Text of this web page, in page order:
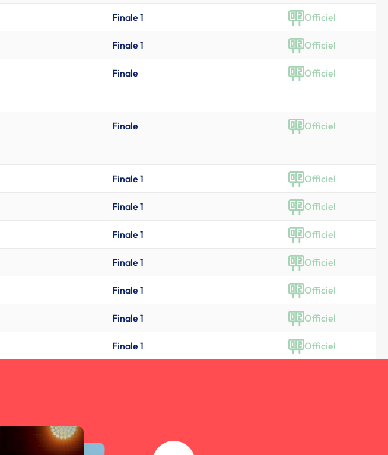
Finale 1 Officiel
Finale 1 Officiel
Finale Officiel
Finale Officiel
Finale 1 Officiel
Finale 1 Officiel
Finale 1 Officiel
Finale 1 Officiel
Finale 1 Officiel
Finale 1 Officiel
Finale 1 Officiel